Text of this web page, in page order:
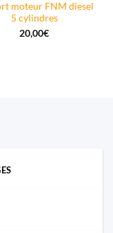
moteur FNM diesel
5 cylindres
20,00€